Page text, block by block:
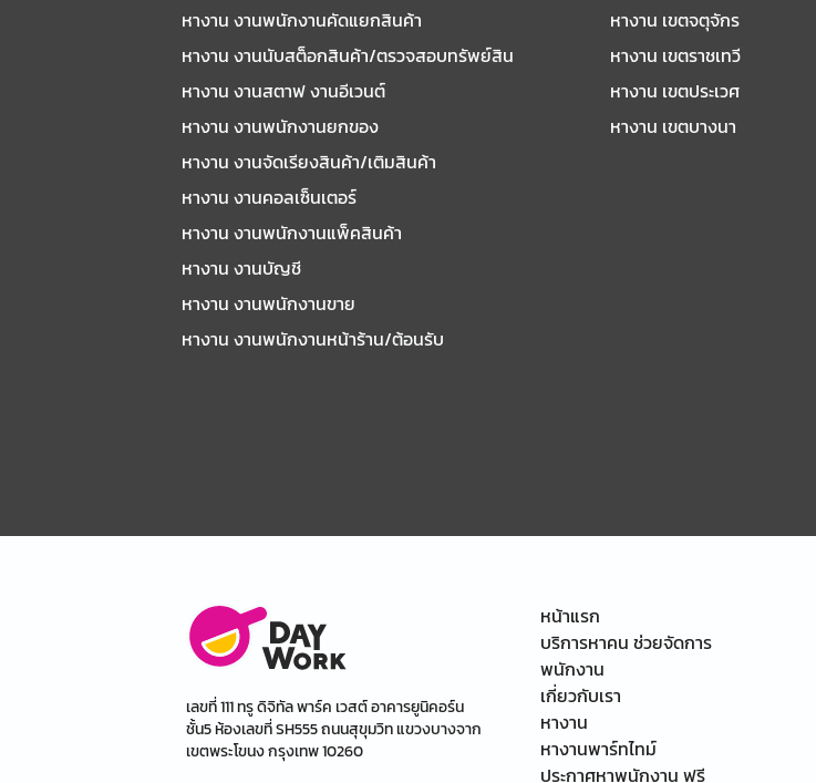
หางาน งานพนักงานคัดแยกสินค้า
หางาน งานนับสต็อกสินค้า/ตรวจสอบทรัพย์สิน
หางาน งานสตาฟ งานอีเวนต์
หางาน งานพนักงานยกของ
หางาน งานจัดเรียงสินค้า/เติมสินค้า
หางาน งานคอลเซ็นเตอร์
หางาน งานพนักงานแพ็คสินค้า
หางาน งานบัญชี
หางาน งานพนักงานขาย
หางาน งานพนักงานหน้าร้าน/ต้อนรับ
หางาน เขตจตุจักร
หางาน เขตราชเทวี
หางาน เขตประเวศ
หางาน เขตบางนา
เลขที่ 111 ทรู ดิจิทัล พาร์ค เวสต์ อาคารยูนิคอร์น
ชั้น5 ห้องเลขที่ SH555 ถนนสุขุมวิท แขวงบางจาก
เขตพระโขนง กรุงเทพ 10260
หน้าแรก
บริการหาคน ช่วยจัดการ
พนักงาน
เกี่ยวกับเรา
หางาน
หางานพาร์ทไทม์
ประกาศหาพนักงาน ฟรี